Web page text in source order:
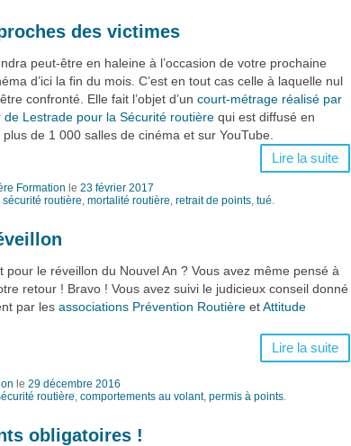
des victimes
peut-être en haleine à l’occasion de votre prochaine
d’ici la fin du mois. C’est en tout cas celle à laquelle nul
confronté. Elle fait l’objet d’un court-métrage réalisé par
de Lestrade pour la Sécurité routière qui est diffusé en
de 1 000 salles de cinéma et sur YouTube.
Lire la suite
Formation le 23 février 2017
routière, mortalité routière, retrait de points, tué.
pour le réveillon du Nouvel An ? Vous avez même pensé à
retour ! Bravo ! Vous avez suivi le judicieux conseil donné
par les associations Prévention Routière etAttitude
Lire la suite
le 29 décembre 2016
routière, comportements au volant, permis à points.
obligatoires !